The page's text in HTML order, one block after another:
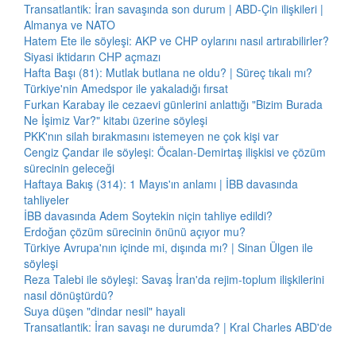
Transatlantik: İran savaşında son durum | ABD-Çin ilişkileri |
Almanya ve NATO
Hatem Ete ile söyleşi: AKP ve CHP oylarını nasıl artırabilirler?
Siyasi iktidarın CHP açmazı
Hafta Başı (81): Mutlak butlana ne oldu? | Süreç tıkalı mı?
Türkiye'nin Amedspor ile yakaladığı fırsat
Furkan Karabay ile cezaevi günlerini anlattığı "Bizim Burada
Ne İşimiz Var?" kitabı üzerine söyleşi
PKK'nın silah bırakmasını istemeyen ne çok kişi var
Cengiz Çandar ile söyleşi: Öcalan-Demirtaş ilişkisi ve çözüm
sürecinin geleceği
Haftaya Bakış (314): 1 Mayıs'ın anlamı | İBB davasında
tahliyeler
İBB davasında Adem Soytekin niçin tahliye edildi?
Erdoğan çözüm sürecinin önünü açıyor mu?
Türkiye Avrupa'nın içinde mi, dışında mı? | Sinan Ülgen ile
söyleşi
Reza Talebi ile söyleşi: Savaş İran'da rejim-toplum ilişkilerini
nasıl dönüştürdü?
Suya düşen "dindar nesil" hayali
Transatlantik: İran savaşı ne durumda? | Kral Charles ABD'de